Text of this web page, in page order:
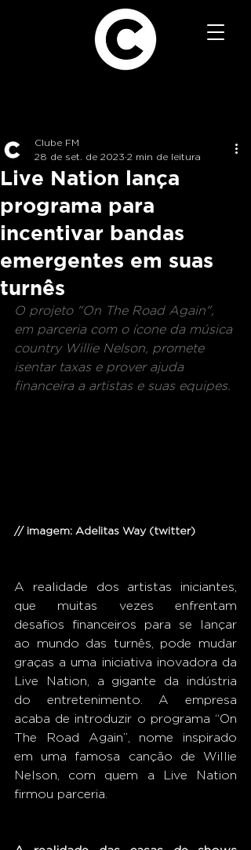
Live Nation lança
programa para
incentivar bandas
emergentes em suas
turnês
Clube FM
28 de set. de 2023 2 min de leitura
O projeto "On The Road Again",
em parceria com o ícone da música
country Willie Nelson, promete
isentar taxas e prover ajuda
financeira a artistas e suas equipes.
// imagem: Adelitas Way (twitter)
A realidade dos artistas iniciantes,
que muitas vezes enfrentam
desafios financeiros para se lançar
ao mundo das turnês, pode mudar
graças a uma iniciativa inovadora da
Live Nation, a gigante da indústria
do entretenimento. A empresa
acaba de introduzir o programa “On
The Road Again”, nome inspirado
em uma famosa canção de Willie
Nelson, com quem a Live Nation
firmou parceria.